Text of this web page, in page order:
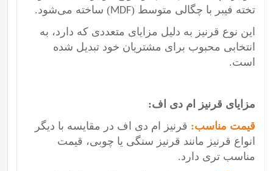
تخته فیبر با چگالی متوسط (MDF) ساخته می‌شود.
این نوع قرنیز به دلیل مزایای متعددی که دارد، به
انتخابی محبوب برای مشتریان خود تبدیل شده
است.
مزایای قرنیز ام دی اف:
قیمت مناسب: قرنیز ام دی اف در مقایسه با دیگر
انواع قرنیز مانند قرنیز سنگی یا چوبی، قیمت
مناسب تری دارد.